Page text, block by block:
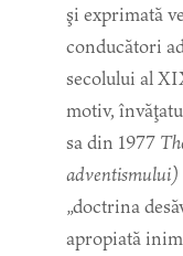
şi exprimată
conducători
secolului al
motiv,
sa din 1977
adventismului)
„doctrina
apropiată